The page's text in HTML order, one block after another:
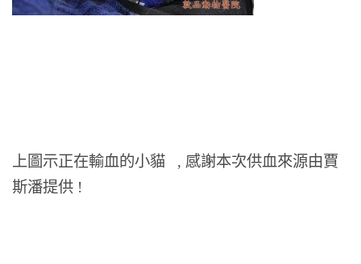
上圖示正在輸血的小貓 , 感謝本次供血來源由賈
斯潘提供 !